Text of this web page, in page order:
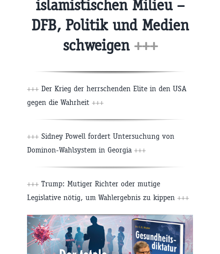
islamistischen Milieu –
DFB, Politik und Medien
schweigen +++
+++ Der Krieg der herrschenden Elite in den USA
gegen die Wahrheit +++
+++ Sidney Powell fordert Untersuchung von
Dominon-Wahlsystem in Georgia +++
+++ Trump: Mutiger Richter oder mutige
Legislative nötig, um Wahlergebnis zu kippen +++